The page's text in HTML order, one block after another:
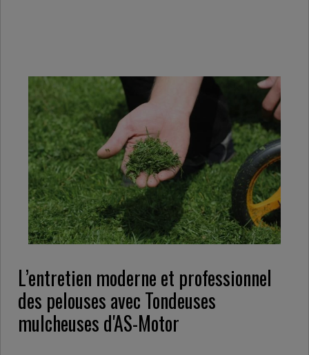
L’entretien moderne et professionnel
des pelouses avec Tondeuses
mulcheuses d'AS-Motor